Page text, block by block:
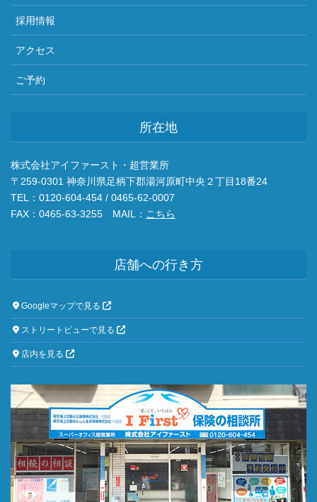
採用情報
アクセス
ご予約
所在地
株式会社アイファースト・超営業所
〒259-0301 神奈川県足柄下郡湯河原町中央２丁目18番24
TEL：0120-604-454 / 0465-62-0007
FAX：0465-63-3255 MAIL： こちら
店舗への行き方
Googleマップで見る
ストリートビューで見る
店内を見る